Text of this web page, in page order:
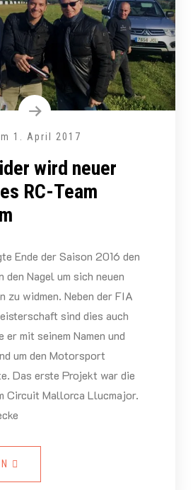
1. April 2017
wird neuer
RC-Team
Ende der Saison 2016 den
den Nagel um sich neuen
zu widmen. Neben der FIA
sind dies auch
mit seinem Namen und
um den Motorsport
Das erste Projekt war die
Circuit Mallorca Llucmajor.